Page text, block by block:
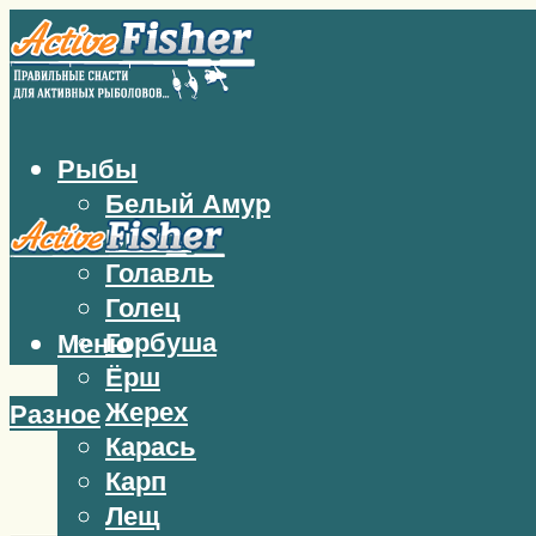
Рыбы
Белый Амур
Бычок
Голавль
Голец
Горбуша
Ёрш
Жерех
Карась
Карп
Лещ
Меню
Разное